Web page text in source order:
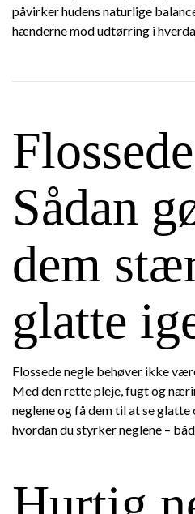
påvirker hudens naturlige
hænderne mod udtørring i
Sådan
dem
glatte
Flossede negle behøver ikke
Med den rette pleje, fugt og
neglene og få dem til at se
hvordan du styrker neglene –